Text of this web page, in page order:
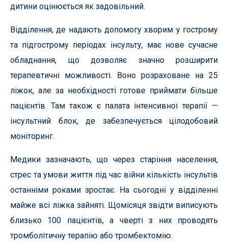
дитини оцінюється як задовільний.
Відділення, де надають допомогу хворим у гострому
та підгострому періодах інсульту, має нове сучасне
обладнання, що дозволяє значно розширити
терапевтичні можливості. Воно розраховане на 25
ліжок, але за необхідності готове приймати більше
пацієнтів. Там також є палата інтенсивної терапії —
інсультний блок, де забезпечується цілодобовий
моніторинг.
Медики зазначають, що через старіння населення,
стрес та умови життя під час війни кількість інсультів
останніми роками зростає. На сьогодні у відділенні
майже всі ліжка зайняті. Щомісяця звідти виписують
близько 100 пацієнтів, а чверті з них проводять
тромболітичну терапію або тромбектомію.